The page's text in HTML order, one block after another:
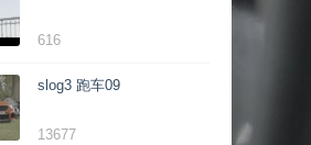
616
slog3 跑车09
13677